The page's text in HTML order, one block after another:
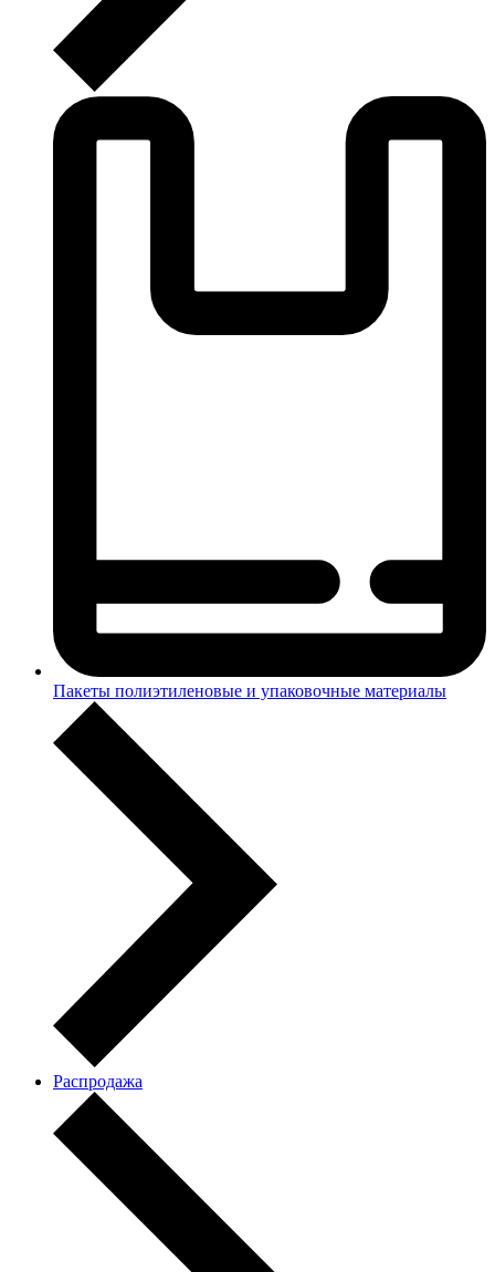
Пакеты полиэтиленовые и упаковочные материалы
Распродажа